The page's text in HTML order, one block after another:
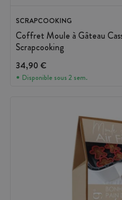
SCRAPCOOKING
Coffret Moule à Gâteau
Scrapcooking
34,90 €
Disponible sous 2 sem.